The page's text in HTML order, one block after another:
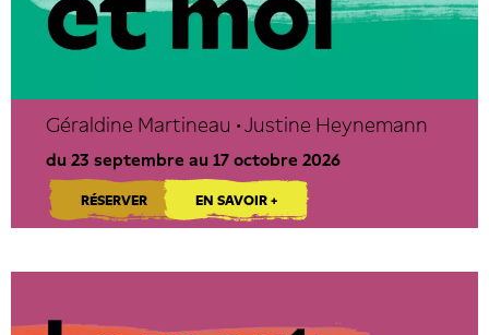
Géraldine Martineau • Justine Heynemann
du 23 septembre au 17 octobre 2026
RÉSERVER EN SAVOIR +